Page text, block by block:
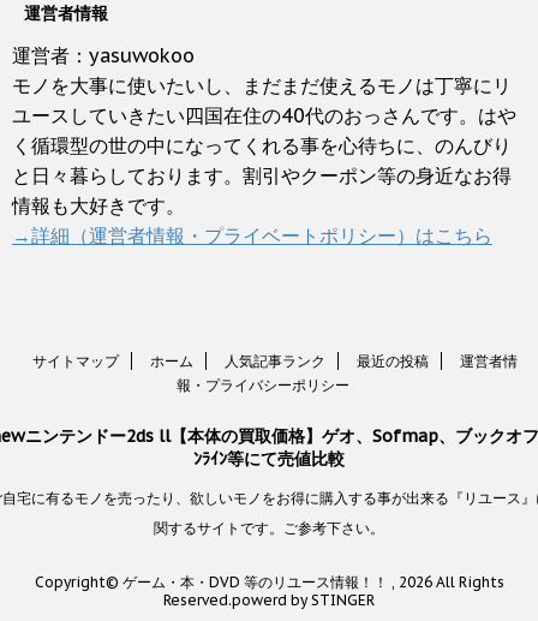
運営者情報
運営者：yasuwokoo
モノを大事に使いたいし、まだまだ使えるモノは丁寧にリ
ユースしていきたい四国在住の40代のおっさんです。はや
く循環型の世の中になってくれる事を心待ちに、のんびり
と日々暮らしております。割引やクーポン等の身近なお得
情報も大好きです。
→詳細（運営者情報・プライベートポリシー）はこちら
サイトマップ ホーム 人気記事ランク 最近の投稿
運営者情
報・プライバシーポリシー
ニンテンドー2ds ll【本体の買取価格】ゲオ、Sofmap、ブックオ
ﾝﾗｲﾝ等にて売値比較
宅に有るモノを売ったり、欲しいモノをお得に購入する事が出来る『リユース
関するサイトです。ご参考下さい。
Copyright© ゲーム・本・DVD 等のリユース情報！！ , 2026 All Rights
Reserved.powerd by STINGER